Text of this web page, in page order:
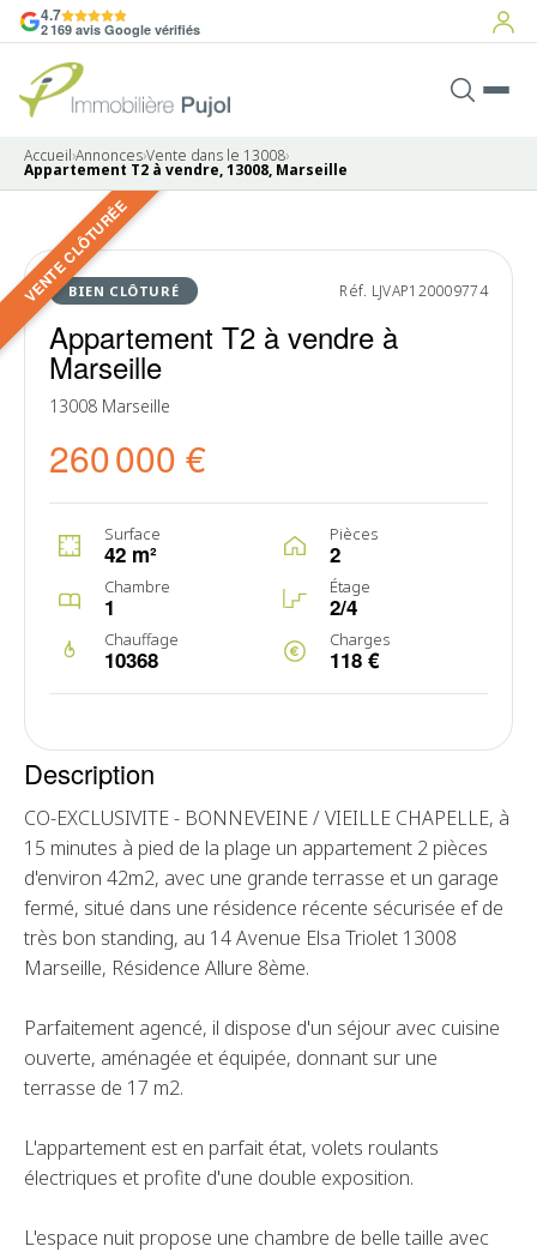
4.7
2 169 avis Google vérifiés
Accueil›Annonces›Vente dans le 13008›
Appartement T2 à vendre, 13008, Marseille
VENTE CLÔTURÉE
BIEN CLÔTURÉ Réf. LJVAP120009774
Appartement T2 à vendre à
Marseille
13008 Marseille
260 000 €
Surface
42 m²
Pièces
2
Chambre
1
Étage
2/4
Chauffage
10368
Charges
118 €
VENDU
10 photos
Description
CO-EXCLUSIVITE - BONNEVEINE / VIEILLE CHAPELLE, à
15 minutes à pied de la plage un appartement 2 pièces
d'environ 42m2, avec une grande terrasse et un garage
fermé, situé dans une résidence récente sécurisée ef de
très bon standing, au 14 Avenue Elsa Triolet 13008
Marseille, Résidence Allure 8ème.
Parfaitement agencé, il dispose d'un séjour avec cuisine
ouverte, aménagée et équipée, donnant sur une
terrasse de 17 m2.
L'appartement est en parfait état, volets roulants
électriques et profite d'une double exposition.
L'espace nuit propose une chambre de belle taille avec